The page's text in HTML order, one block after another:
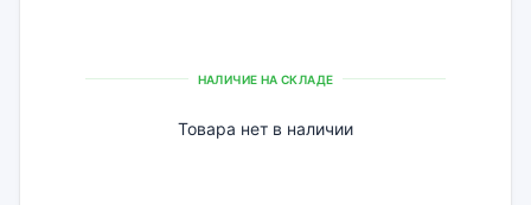
НАЛИЧИЕ НА СКЛАДЕ
Товара нет в наличии